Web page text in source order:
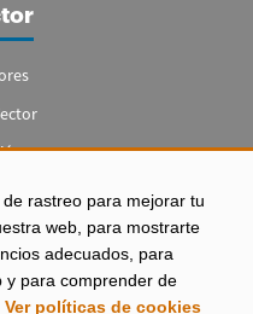
rastreo para mejorar tu
web, para mostrarte
adecuados, para
y para comprender de
Ver políticas de cookies